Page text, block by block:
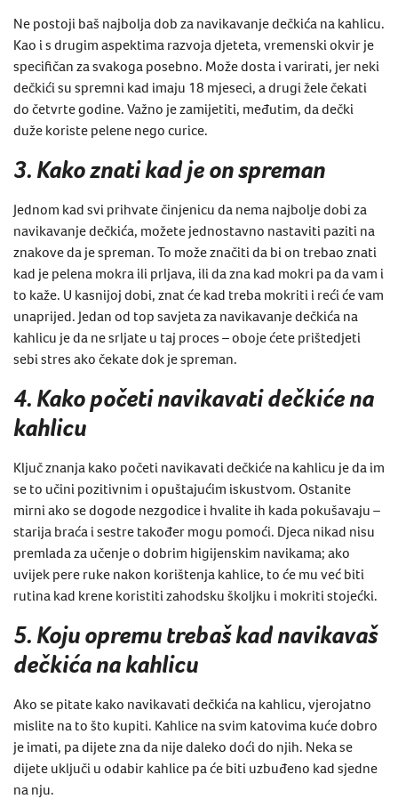
Ne postoji baš najbolja dob za navikavanje dečkića na kahlicu.
Kao i s drugim aspektima razvoja djeteta, vremenski okvir je
specifičan za svakoga posebno. Može dosta i varirati, jer neki
dečkići su spremni kad imaju 18 mjeseci, a drugi žele čekati
do četvrte godine. Važno je zamijetiti, međutim, da dečki
duže koriste pelene nego curice.
3. Kako znati kad je on spreman
Jednom kad svi prihvate činjenicu da nema najbolje dobi za
navikavanje dečkića, možete jednostavno nastaviti paziti na
znakove da je spreman. To može značiti da bi on trebao znati
kad je pelena mokra ili prljava, ili da zna kad mokri pa da vam i
to kaže. U kasnijoj dobi, znat će kad treba mokriti i reći će vam
unaprijed. Jedan od top savjeta za navikavanje dečkića na
kahlicu je da ne srljate u taj proces – oboje ćete prištedjeti
sebi stres ako čekate dok je spreman.
4. Kako početi navikavati dečkiće na
kahlicu
Ključ znanja kako početi navikavati dečkiće na kahlicu je da im
se to učini pozitivnim i opuštajućim iskustvom. Ostanite
mirni ako se dogode nezgodice i hvalite ih kada pokušavaju –
starija braća i sestre također mogu pomoći. Djeca nikad nisu
premlada za učenje o dobrim higijenskim navikama; ako
uvijek pere ruke nakon korištenja kahlice, to će mu već biti
rutina kad krene koristiti zahodsku školjku i mokriti stojećki.
5.Koju opremu trebaš kad navikavaš
dečkića na kahlicu
Ako se pitate kako navikavati dečkića na kahlicu, vjerojatno
mislite na to što kupiti. Kahlice na svim katovima kuće dobro
je imati, pa dijete zna da nije daleko doći do njih. Neka se
dijete uključi u odabir kahlice pa će biti uzbuđeno kad sjedne
na nju.